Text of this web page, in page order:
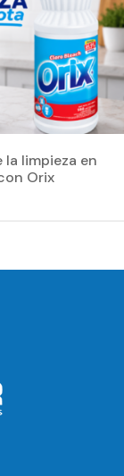
la limpieza en
Orix